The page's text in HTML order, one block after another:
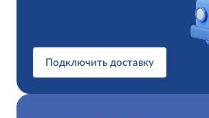
Подключить доставку